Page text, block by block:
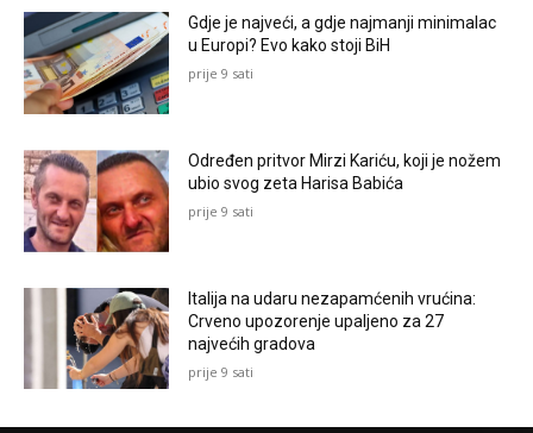
Gdje je najveći, a gdje najmanji minimalac
u Europi? Evo kako stoji BiH
prije 9 sati
Određen pritvor Mirzi Kariću, koji je nožem
ubio svog zeta Harisa Babića
prije 9 sati
Italija na udaru nezapamćenih vrućina:
Crveno upozorenje upaljeno za 27
najvećih gradova
prije 9 sati